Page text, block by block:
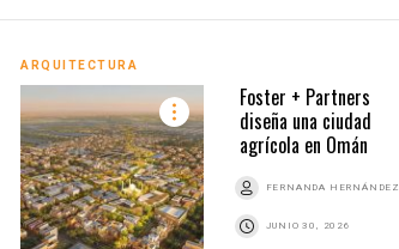
ARQUITECTURA
Foster + Partners
diseña una ciudad
agrícola en Omán
FERNANDA HERNÁNDEZ
JUNIO 30, 2026